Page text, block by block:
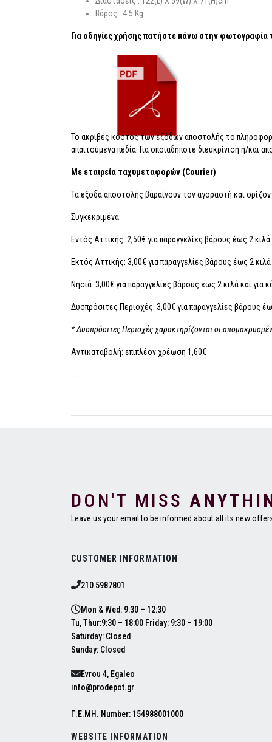
Βάρος : 4.5 Kg
Για οδηγίες χρήσης πατήστε πάνω στην φωτογραφία
Το ακριβές κόστος των εξόδων αποστολής το
απαιτούμενα πεδία. Για οποιαδήποτε διευκρίνιση ή/
Με εταιρεία ταχυμεταφορών (Courier)
Τα έξοδα αποστολής βαραίνουν τον αγοραστή και
Συγκεκριμένα:
Εντός Αττικής: 2,50€ για παραγγελίες βάρους έως 2
Εκτός Αττικής: 3,00€ για παραγγελίες βάρους έως 2
Νησιά: 3,00€ για παραγγελίες βάρους έως 2 κιλά και για
Δυσπρόσιτες Περιοχές: 3,00€ για παραγγελίες βάρους
* Δυσπρόσιτες Περιοχές χαρακτηρίζονται οι
Αντικαταβολή: επιπλέον χρέωση 1,60€
DON'T MISS
Leave us your email to be informed about all its new
CUSTOMER INFORMATION
210 5987801
Mon & Wed: 9:30 – 12:30
Tu, Thur:9:30 – 18:00 Friday: 9:30 – 19:00
Saturday: Closed
Sunday: Closed
Evrou 4, Egaleo
info@prodepot.gr
Γ.Ε.ΜΗ. Number: 154988001000
WEBSITE INFORMATION